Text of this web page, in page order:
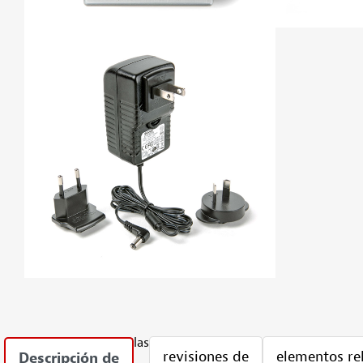
Descripción de
las
revisiones de elementos